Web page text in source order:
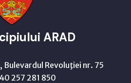
ARAD
Bulevardul Revoluţiei nr. 75
257 281 850